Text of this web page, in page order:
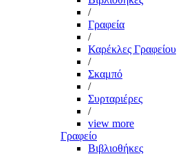
/
Γραφεία
/
Καρέκλες Γραφείου
/
Σκαμπό
/
Συρταριέρες
/
view more
Γραφείο
Βιβλιοθήκες